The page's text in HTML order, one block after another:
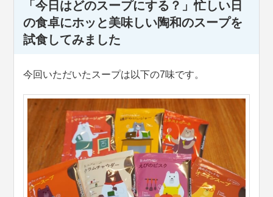
「今日はどのスープにする？」忙しい日
の食卓にホッと美味しい陶和のスープを
試食してみました
今回いただいたスープは以下の7味です。